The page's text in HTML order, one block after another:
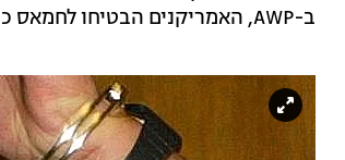
ב-AWP, האמריקנים הבטיחו לחמאס כי צה"ל לא יפעל ברפיח בשום שלב.